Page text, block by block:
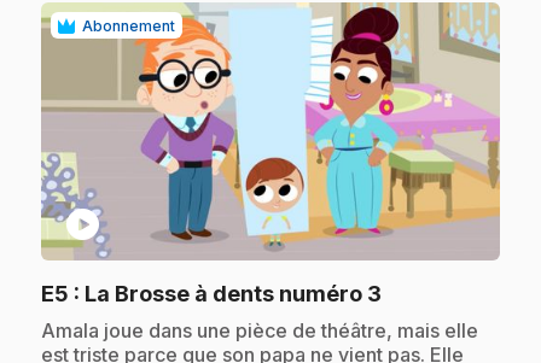
Abonnement
play_circle
E5 : La Brosse à dents numéro 3
.Amala joue dans une pièce de théâtre, mais elle
est triste parce que son papa ne vient pas. Elle